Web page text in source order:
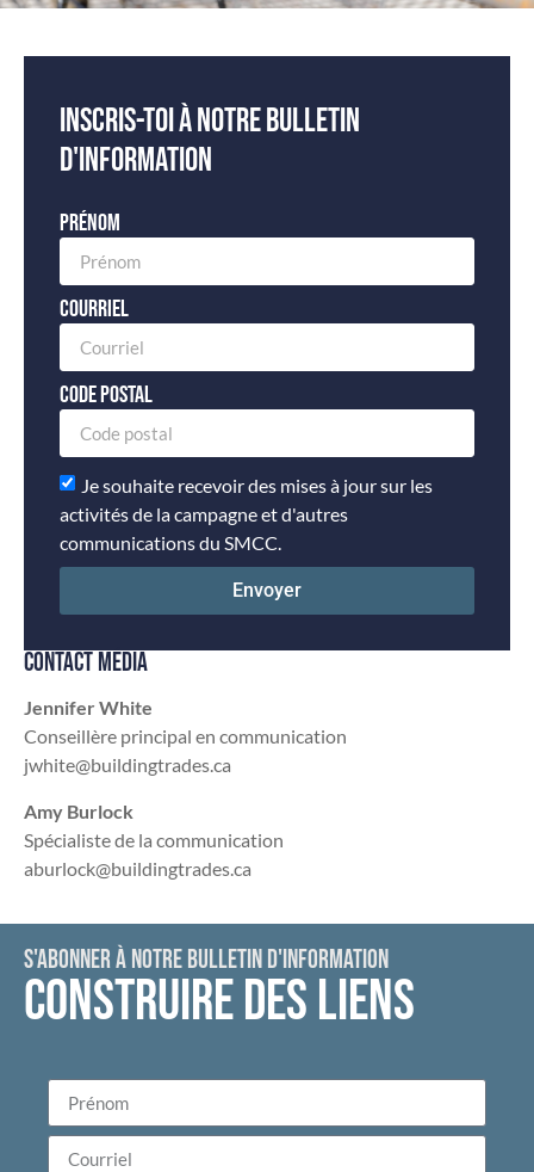
Inscris-toi à notre bulletin
d'information
Prénom
Courriel
Code postal
Je souhaite recevoir des mises à jour sur les
activités de la campagne et d'autres
communications du SMCC.
Envoyer
CONTACT MÉDIA
Jennifer White
Conseillère principal en communication
jwhite@buildingtrades.ca
Amy Burlock
Spécialiste de la communication
aburlock@buildingtrades.ca
S'ABONNER À NOTRE BULLETIN D'INFORMATION
CONSTRUIRE DES LIENS